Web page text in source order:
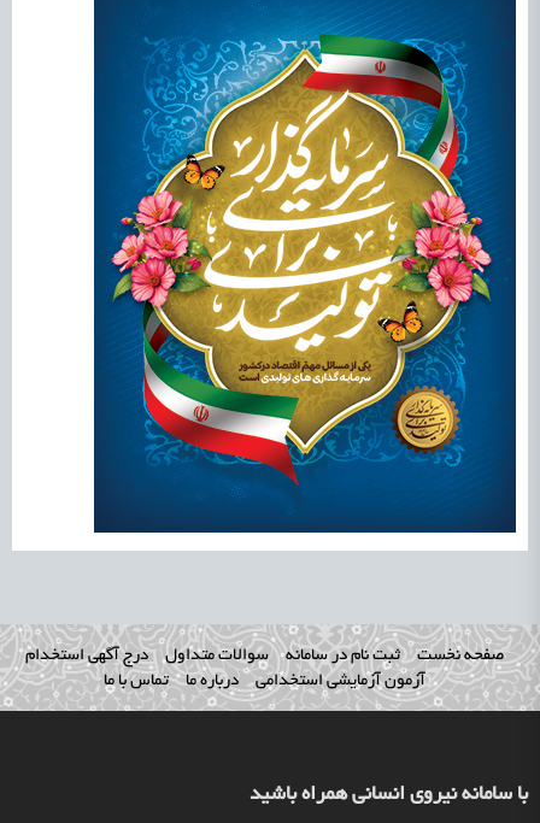
صفحه نخست ثبت نام در سامانه سوالات متداول
درج آگهی استخدام
آزمون آزمایشی استخدامی
درباره ما تماس با ما
با سامانه نیروی انسانی همراه باشید